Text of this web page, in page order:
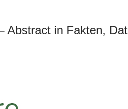
Abstract in Fakten,